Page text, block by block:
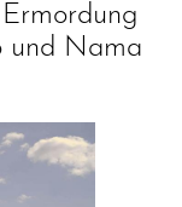
und Nama